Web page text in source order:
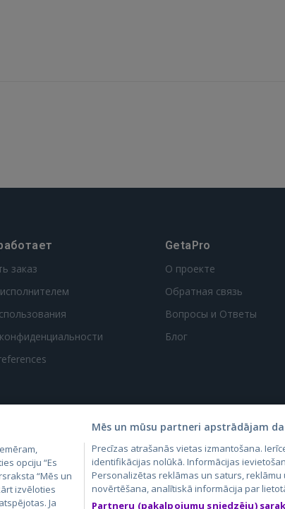
заказ
GetaPro
О проекте
Обратная связь
Вопросы и Ответы
Блог
GetaPro.lv
GetaPro.ee
Skelbiu.lt
Autoplius.lt
Aruodas.lt
CVbankas.lt
opciju “Es
“Mēs un
izvēloties
Ja
Mēs un mūsu partneri apstrādājam
Precīzas atrašanās vietas izmantošana.
identifikācijas nolūkā. Informācijas
Personalizētas reklāmas un saturs,
novērtēšana, analītiskā informācija par
Partneru (pakalpojumu sniedzēju)